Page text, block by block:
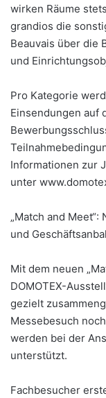
wirken Räume
grandios die
Beauvais über die
und
Pro Kategorie
Einsendungen auf
Informationen zur
unter
„Match and
und
Mit dem neuen
DOMOTEX-
gezielt
Messebesuch
werden bei der
unterstützt.
Fachbesucher